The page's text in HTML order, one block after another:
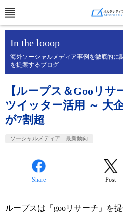
In the looop
海外ソーシャルメディア事例を徹底的に
を提案するブログ
【ループス＆Gooリ
ツイッター活用 ～ 大
が7割超
ソーシャルメディア 最新動向
Share Post
ループスは「gooリサーチ」を